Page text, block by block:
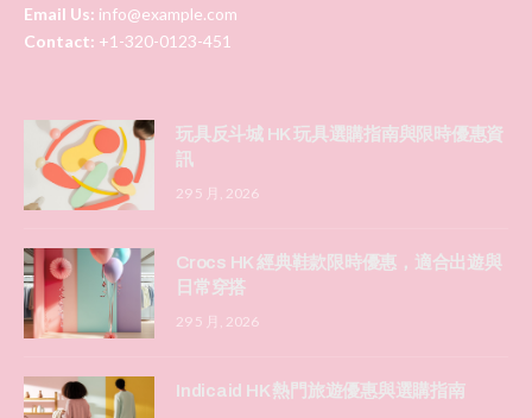
Email Us: info@example.com
Contact: +1-320-0123-451
玩具反斗城 HK 玩具選購指南與限時優惠資
訊
29 5 月, 2026
Crocs HK 經典鞋款限時優惠，適合出遊與
日常穿搭
29 5 月, 2026
Indicaid HK 熱門旅遊優惠與選購指南